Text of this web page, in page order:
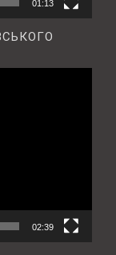
01:13
02:39